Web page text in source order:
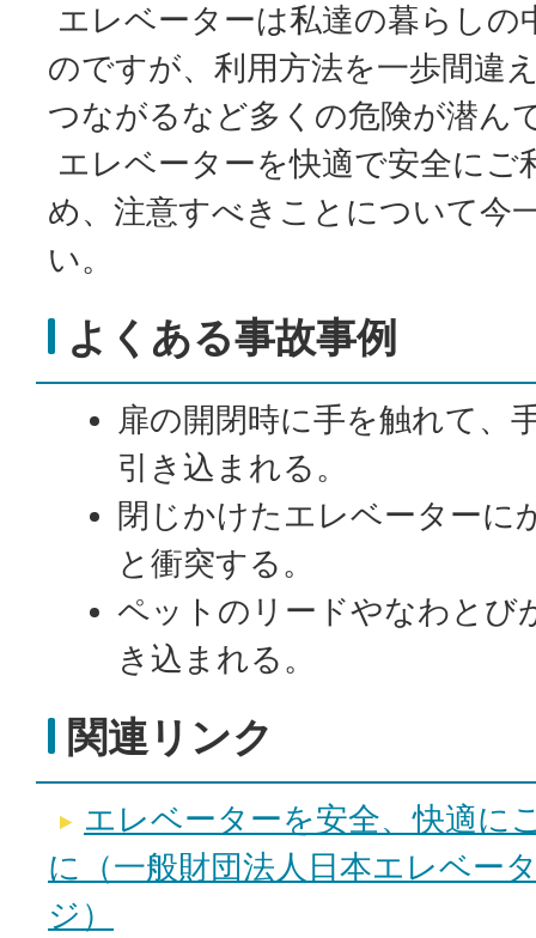
エレベーターは私達の暮らしの
のですが、利用方法を一歩間違
つながるなど多くの危険が潜ん
エレベーターを快適で安全にご
め、注意すべきことについて今
い。
よくある事故事例
扉の開閉時に手を触れて、
引き込まれる。
閉じかけたエレベーターに
と衝突する。
ペットのリードやなわとび
き込まれる。
関連リンク
エレベーターを安全、快適に
に（一般財団法人日本エレベー
ジ）